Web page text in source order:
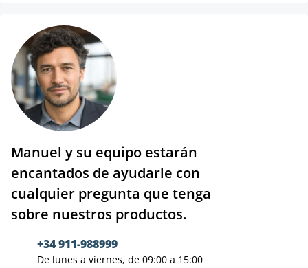
Manuel y su equipo estarán
encantados de ayudarle con
cualquier pregunta que tenga
sobre nuestros productos.
+34 911-988999
De lunes a viernes, de 09:00 a 15:00